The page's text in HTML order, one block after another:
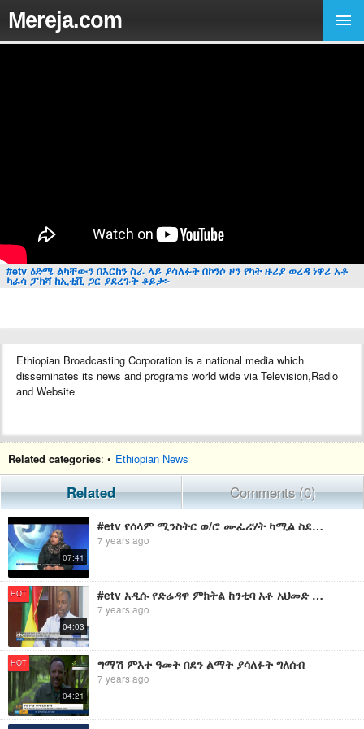
Mereja.com
#etv ዕድሜ ልካቸውን በእርከን ስራ ላይ ያሳለፉት በኮንሶ ዞን የካት ዙሪያ ወረዳ ነዋሪ አቶ
ካራሳ ፓክሻ ከኢቲቪ ጋር ያደረጉት ቆይታ፡-
Ethiopian Broadcasting Corporation is a national media which
disseminates its news and programs world wide via Television,Radio
and Website
Related categories: • Ethiopian News
Related Comments (0)
07:41
#etv የሰላም ሚንስትር ወ/ሮ ሙፈሪሃት ካሚል ስደተኞችን መልሶ በማቋቋም ዙሪያ ከኢቲቪ ጋር ያደረጉት ቆይታ
7 years ago
HOT
04:03
#etv አዲሱ የድሬዳዋ ምክትል ከንቲባ አቶ አህመድ መሃመድ ቡህ በከተማ አስተዳደሩ እንቅስቃሴ ዙሪያ ከኢቲቪ ጋር ያደረጉት ቆይታ፡-
7 years ago
HOT
04:21
ግማሽ ምእተ ዓመት በደን ልማት ያሳለፉት ግለሰብ
7 years ago